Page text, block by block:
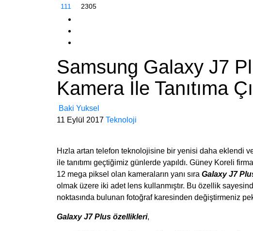
111 2305
Samsung Galaxy J7
Kamera İle Tanıtıma
Baki Yuksel
11 Eylül 2017 Teknoloji
Hızla artan telefon teknolojisine bir yenisi daha eklendi
ile tanıtımı geçtiğimiz günlerde yapıldı. Güney Koreli
12 mega piksel olan kameraların yanı sıra Galaxy J7
olmak üzere iki adet lens kullanmıştır. Bu özellik
noktasında bulunan fotoğraf karesinden değiştirmeniz
Galaxy J7 Plus özellikleri,